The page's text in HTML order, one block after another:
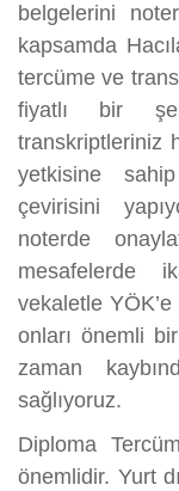
belgelerini
kapsamda
tercüme ve
fiyatlı bir
transkriptleriniz
yetkisine
çevirisini
noterde
mesafelerde
vekaletle
onları önemli
zaman
sağlıyoruz.
Diploma
önemlidir. Yurt